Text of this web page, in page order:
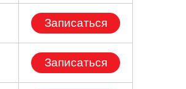
Записаться
Записаться